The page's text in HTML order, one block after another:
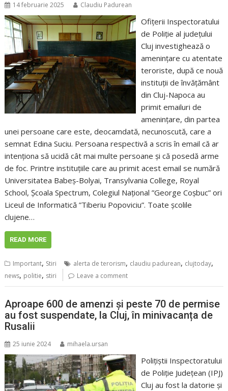
14 februarie 2025 Claudiu Padurean
Ofițerii Inspectoratului
de Poliție al județului
Cluj investighează o
amenințare cu atentate
teroriste, după ce nouă
instituții de învățământ
din Cluj-Napoca au
primit emailuri de
amenințare, din partea
unei persoane care este, deocamdată, necunoscută, care a
semnat Edina Suciu. Persoana respectivă a scris în email că ar
intenționa să ucidă cât mai multe persoane și că posedă arme
de foc. Printre instituțiile care au primit acest email se numără
Universitatea Babeș-Bolyai, Transylvania College, Royal
School, Școala Spectrum, Colegiul Național ”George Coșbuc” ori
Liceul de Informatică ”Tiberiu Popoviciu”. Toate școlile
clujene…
READ MORE
Important, Stiri alerta de terorism, claudiu padurean, clujtoday,
news, politie, stiri Leave a comment
Aproape 600 de amenzi și peste 70 de permise
au fost suspendate, la Cluj, în minivacanța de
Rusalii
25 iunie 2024 mihaela.ursan
Polițiștii Inspectoratului
de Poliție Județean (IPJ)
Cluj au fost la datorie și